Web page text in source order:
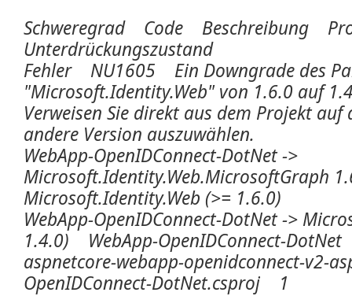
Schweregrad Code Beschreibung
Unterdrückungszustand
Fehler NU1605 Ein Downgrade des
"Microsoft.Identity.Web" von 1.6.0 auf
Verweisen Sie direkt aus dem Projekt auf
andere Version auszuwählen.
WebApp-OpenIDConnect-DotNet ->
Microsoft.Identity.Web.MicrosoftGraph
Microsoft.Identity.Web (>= 1.6.0)
WebApp-OpenIDConnect-DotNet ->
1.4.0) WebApp-OpenIDConnect-
aspnetcore-webapp-openidconnect-v2-
OpenIDConnect-DotNet.csproj 1